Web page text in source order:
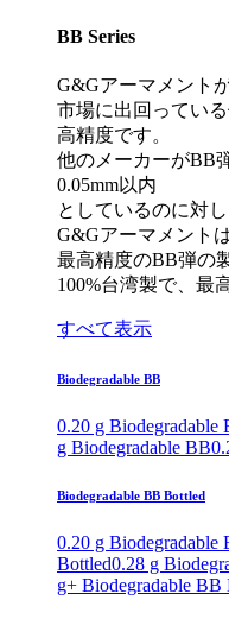
BB Series
G&Gアーマメント
市場に出回ってい
高精度です。
他のメーカーがBB
0.05mm以内
としているのに対し
G&Gアーマメント
最高精度のBB弾の
100%台湾製で、最
すべて表示
Biodegradable BB
0.20 g Biodegradable
g Biodegradable BB
Biodegradable BB Bottled
0.20 g Biodegradable
Bottled0.28 g
g+ Biodegradable BB